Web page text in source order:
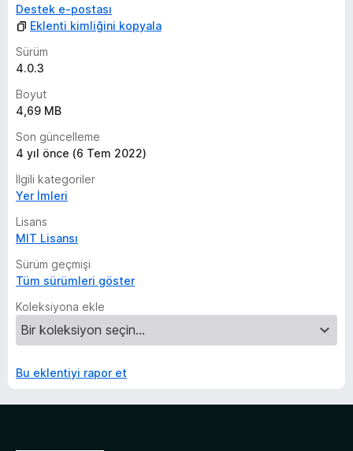
Destek e-postası
Eklenti kimliğini kopyala
Sürüm
4.0.3
Boyut
4,69 MB
Son güncelleme
4 yıl önce (6 Tem 2022)
İlgili kategoriler
Yer İmleri
Lisans
MIT Lisansı
Sürüm geçmişi
Tüm sürümleri göster
Koleksiyona ekle
Bu eklentiyi rapor et